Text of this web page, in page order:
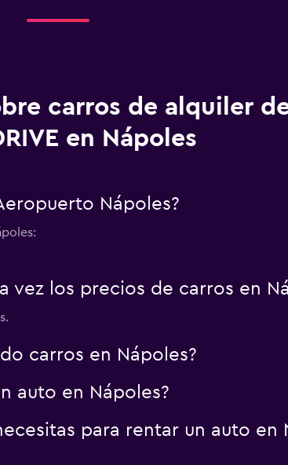
carros de alquiler
en Nápoles
Nápoles?
vez los precios de carros en
carros en Nápoles?
auto en Nápoles?
para rentar un auto en